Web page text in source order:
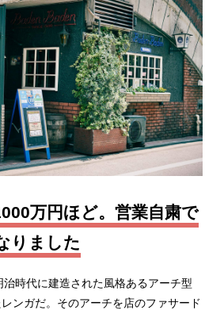
万円ほど。営業自粛で
りました
時代に建造された風格あるアーチ型
ンガだ。そのアーチを店のファサード